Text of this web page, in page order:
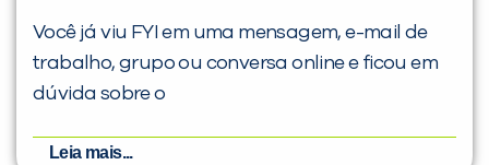
Você já viu FYI em uma mensagem, e-mail de
trabalho, grupo ou conversa online e ficou em
dúvida sobre o
Leia mais...